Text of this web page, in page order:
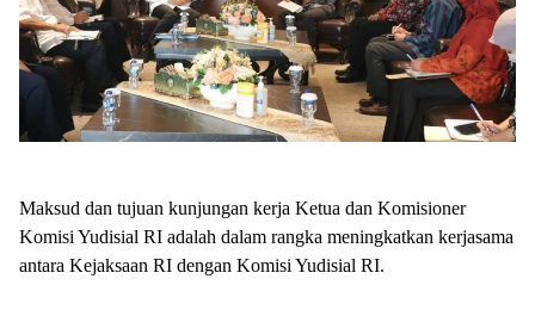
Maksud dan tujuan kunjungan kerja Ketua dan Komisioner
Komisi Yudisial RI adalah dalam rangka meningkatkan kerjasama
antara Kejaksaan RI dengan Komisi Yudisial RI.